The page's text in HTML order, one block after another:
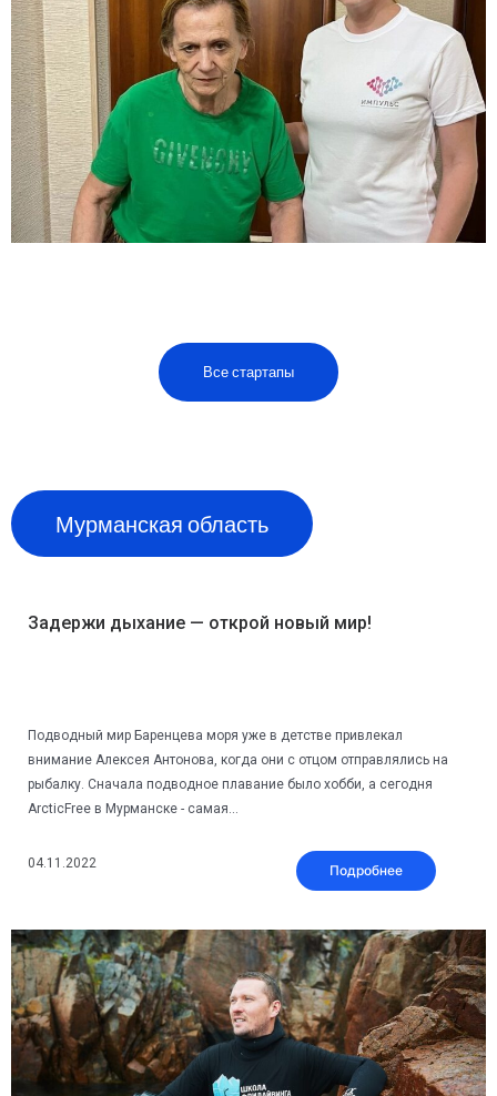
Все стартапы
Мурманская область
Задержи дыхание — открой новый мир!
Подводный мир Баренцева моря уже в детстве привлекал
внимание Алексея Антонова, когда они с отцом отправлялись на
рыбалку. Сначала подводное плавание было хобби, а сегодня
ArcticFree в Мурманске - самая...
04.11.2022 Подробнее